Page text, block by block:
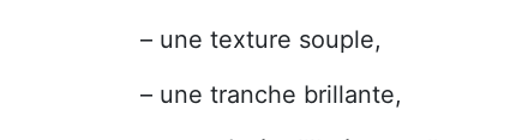
– une texture souple,
– une tranche brillante,